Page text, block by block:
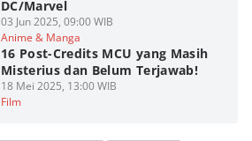
DC/Marvel
03 Jun 2025, 09:00 WIB
Anime & Manga
16 Post-Credits MCU yang Masih
Misterius dan Belum Terjawab!
18 Mei 2025, 13:00 WIB
Film